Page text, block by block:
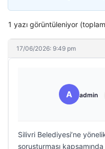
1 yazı görüntüleniyor
17/06/2026: 9:49 pm
A admin
Silivri Belediyesi’ne
soruşturması